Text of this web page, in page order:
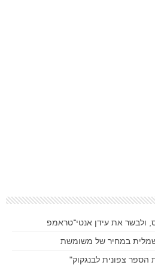
ולבשר את עידן אנטי־טראמפ
הספר צפונית לבנגקוק"